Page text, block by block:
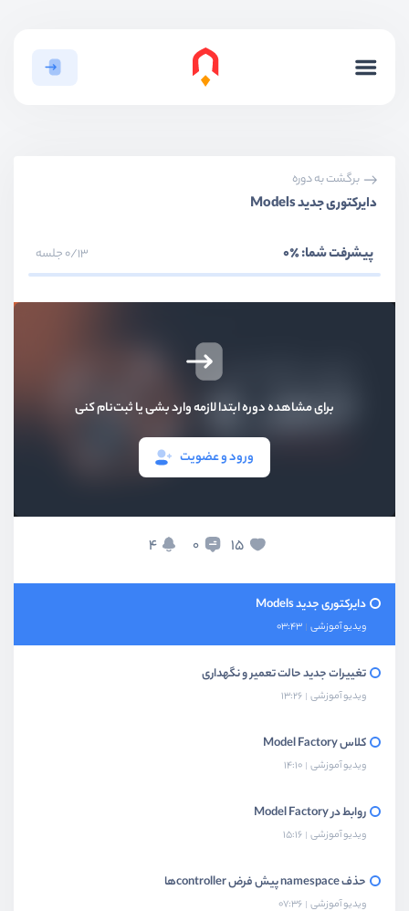
برگشت به دوره
دایرکتوری جدید Models
پیشرفت شما:٪0 0/13 جلسه
برای مشاهده دوره ابتدا لازمه وارد بشی یا ثبت‌نام کنی
ورود و عضویت
15
0
4 امکانات و ویژگی‌های جدید
دایرکتوری جدید Models
ویدیو آموزشی 03:43
تغییرات جدید حالت تعمیر و نگهداری
ویدیو آموزشی 13:26
کلاس‌ Model Factory
ویدیو آموزشی 14:10
روابط در Model Factory
ویدیو آموزشی 15:16
حذف namespace پیش فرض controllerها
ویدیو آموزشی 07:36